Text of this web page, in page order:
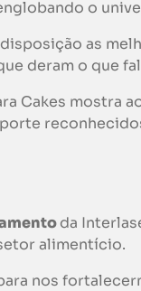
o
as
deram o que
Cakes mostra
da
alimentício.
nos